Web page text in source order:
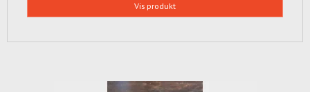
Vis produkt